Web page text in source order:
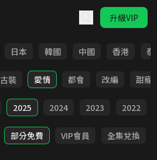
升級VIP
日本 韓國 中國 香港 泰
古裝 愛情 都會 改編 甜寵
2025 2024 2023 2022
部分免費 VIP會員 全集兌換